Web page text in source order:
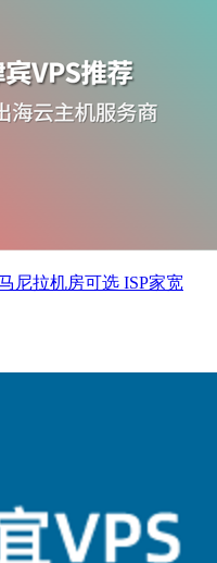
尼拉机房可选 ISP家宽